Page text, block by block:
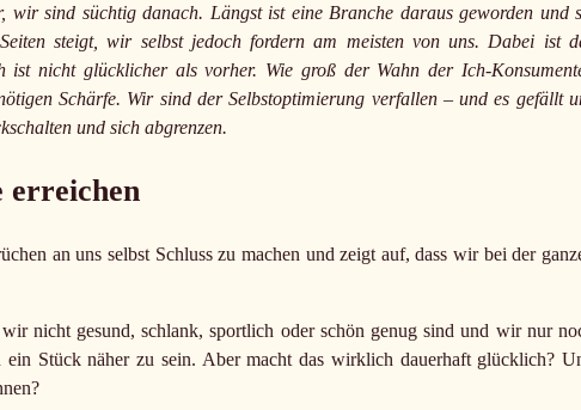
wir sind süchtig danach. Längst ist eine Branche daraus geworden und
steigt, wir selbst jedoch fordern am meisten von uns. Dabei ist
ist nicht glücklicher als vorher. Wie groß der Wahn der Ich-
Schärfe. Wir sind der Selbstoptimierung verfallen – und es gefällt
und sich abgrenzen.
erreichen
an uns selbst Schluss zu machen und zeigt auf, dass wir bei der
nicht gesund, schlank, sportlich oder schön genug sind und wir nur
ein Stück näher zu sein. Aber macht das wirklich dauerhaft glücklich?